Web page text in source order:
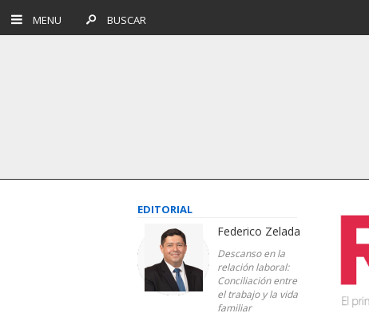
MENU BUSCAR
EDITORIAL
Federico Zelada
Descanso en la
relación laboral:
Conciliación entre
el trabajo y la vida
familiar